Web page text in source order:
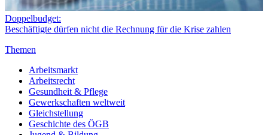
Doppelbudget:
Beschäftigte dürfen nicht die Rechnung für die Krise zahlen
Themen
Arbeitsmarkt
Arbeitsrecht
Gesundheit & Pflege
Gewerkschaften weltweit
Gleichstellung
Geschichte des ÖGB